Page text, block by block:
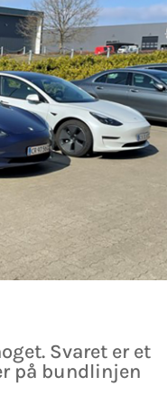
Svaret er et
på bundlinjen